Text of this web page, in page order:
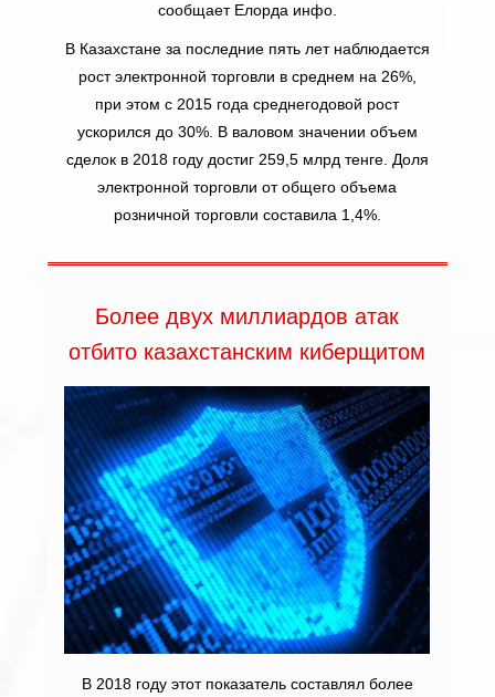
сообщает Елорда инфо.
В Казахстане за последние пять лет наблюдается
рост электронной торговли в среднем на 26%,
при этом с 2015 года среднегодовой рост
ускорился до 30%. В валовом значении объем
сделок в 2018 году достиг 259,5 млрд тенге. Доля
электронной торговли от общего объема
розничной торговли составила 1,4%.
Более двух миллиардов атак
отбито казахстанским киберщитом
В 2018 году этот показатель составлял более